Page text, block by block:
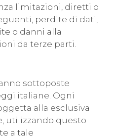
limitazioni, diretti o
perdite di dati,
o danni alla
da terze parti.
sottoposte
italiane. Ogni
alla esclusiva
utilizzando questo
a tale